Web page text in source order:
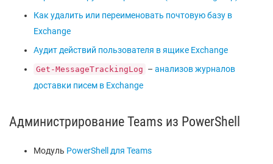
Как удалить или переименовать почтовую базу в
Exchange
Аудит действий пользователя в ящике Exchange
Get-MessageTrackingLog – анализов журналов
доставки писем в Exchange
Администрирование Teams из PowerShell
Модуль PowerShell для Teams